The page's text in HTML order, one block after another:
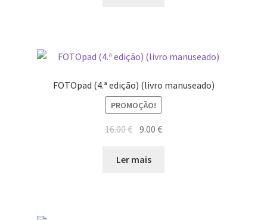
FOTOpad (4.ª edição) (livro manuseado)
PROMOÇÃO!
16.00€ O
original
9.00€O
Ler mais